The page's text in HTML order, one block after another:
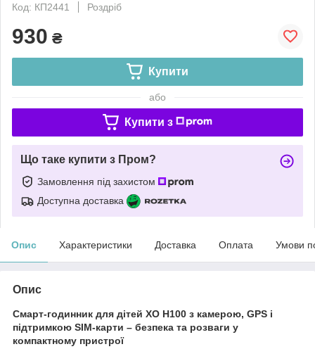
Код: КП2441
Роздріб
930 ₴
Купити
або
Купити з
Що таке купити з Пром?
Замовлення під захистом
Доступна доставка
Опис Характеристики Доставка Оплата Умови
Опис
Смарт-годинник для дітей XO H100 з камерою, GPS і
підтримкою SIM-карти – безпека та розваги у
компактному пристрої